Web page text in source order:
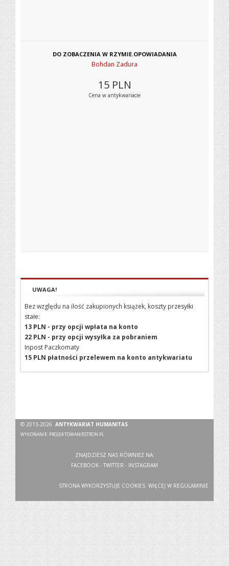
DO ZOBACZENIA W RZYMIE.OPOWIADANIA
Bohdan Zadura
15 PLN
Cena w antykwariacie
UWAGA!
Bez względu na ilość zakupionych książek, koszty przesyłki
stałe:
13 PLN - przy opcji wpłata na konto
22 PLN - przy opcji wysyłka za pobraniem
Inpost Paczkomaty
15 PLN płatności przelewem na konto antykwariatu
© 2013-2026ANTYKWARIAT HUMANITAS
WYKONANIE: PROJEKTOWANIESTRON.PL
ZNAJDZIESZ NAS RÓWNIEŻ NA:
FACEBOOK - TWITTER - INSTAGRAM
STRONA WYKORZYSTUJE COOKIES. WIĘCEJ W REGULAMINIE